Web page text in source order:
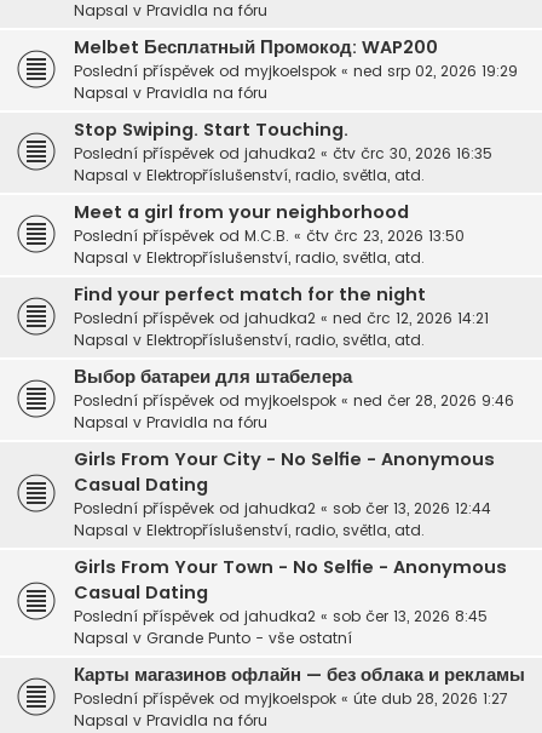
Napsal v Pravidla na fóru
Melbet Бесплатный Промокод: WAP200
Poslední příspěvek od myjkoelspok « ned srp 02, 2026 19:29
Napsal v Pravidla na fóru
Stop Swiping. Start Touching.
Poslední příspěvek od jahudka2 « čtv črc 30, 2026 16:35
Napsal v Elektropříslušenství, radio, světla, atd.
Meet a girl from your neighborhood
Poslední příspěvek od M.C.B. « čtv črc 23, 2026 13:50
Napsal v Elektropříslušenství, radio, světla, atd.
Find your perfect match for the night
Poslední příspěvek od jahudka2 « ned črc 12, 2026 14:21
Napsal v Elektropříslušenství, radio, světla, atd.
Выбор батареи для штабелера
Poslední příspěvek od myjkoelspok « ned čer 28, 2026 9:46
Napsal v Pravidla na fóru
Girls From Your City - No Selfie - Anonymous
Casual Dating
Poslední příspěvek od jahudka2 « sob čer 13, 2026 12:44
Napsal v Elektropříslušenství, radio, světla, atd.
Girls From Your Town - No Selfie - Anonymous
Casual Dating
Poslední příspěvek od jahudka2 « sob čer 13, 2026 8:45
Napsal v Grande Punto - vše ostatní
Карты магазинов офлайн — без облака и рекламы
Poslední příspěvek od myjkoelspok « úte dub 28, 2026 1:27
Napsal v Pravidla na fóru